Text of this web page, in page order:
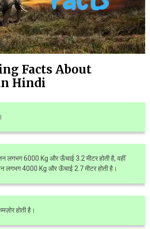
Facts About
Hindi
लगभग 6000 Kg और ऊँचाई 3.2 मीटर होती है, वहीं
लगभग 4000 Kg और ऊँचाई 2.7 मीटर होती है।
होती है।